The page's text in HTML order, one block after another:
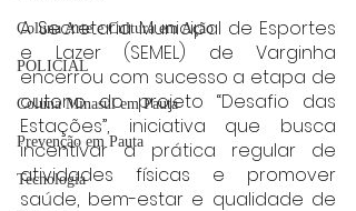
Coluna Arte e Cultura em Ação
POLICIAL
Coluna Minasul em Pauta
Prevenção em Pauta
Tecnologia
A Secretaria Municipal de Esportes
e Lazer (SEMEL) de Varginha
encerrou com sucesso a etapa de
outono do projeto “Desafio das
Estações”, iniciativa que busca
incentivar a prática regular de
atividades físicas e promover
saúde, bem-estar e qualidade de